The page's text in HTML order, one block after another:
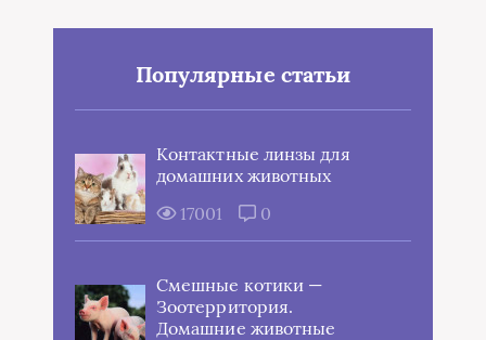
Популярные статьи
Контактные линзы для
домашних животных
17001
0
Смешные котики —
Зоотерритория.
Домашние животные